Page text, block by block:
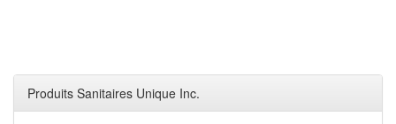
Produits Sanitaires Unique Inc.